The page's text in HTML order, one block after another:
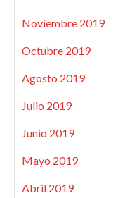
Noviembre 2019
Octubre 2019
Agosto 2019
Julio 2019
Junio 2019
Mayo 2019
Abril 2019